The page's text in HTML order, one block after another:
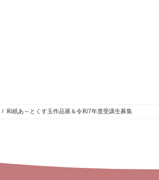
和紙あ～とくす玉作品展＆令和7年度受講生募集